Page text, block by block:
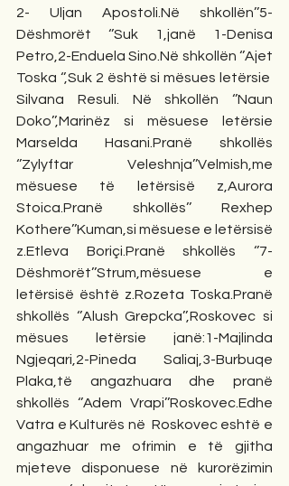
2- Uljan Apostoli.Në shkollën’’5-
Dëshmorët ‘’Suk 1,janë 1-Denisa
Petro,2-Enduela Sino.Në shkollën ‘’Ajet
Toska ‘’,Suk 2 është si mësues letërsie
Silvana Resuli. Në shkollën ‘’Naun
Doko’’,Marinëz si mësuese letërsie
Marselda Hasani.Pranë shkollës
‘’Zylyftar Veleshnja’’Velmish,me
mësuese të letërsisë z,Aurora
Stoica.Pranë shkollës’’ Rexhep
Kothere’’Kuman,si mësuese e letërsisë
z.Etleva Boriçi.Pranë shkollës ‘’7-
Dëshmorët’’Strum,mësuese e
letërsisë është z.Rozeta Toska.Pranë
shkollës ‘’Alush Grepcka’’,Roskovec si
mësues letërsie janë:1-Majlinda
Ngjeqari,2-Pineda Saliaj,3-Burbuqe
Plaka,të angazhuara dhe pranë
shkollës ‘’Adem Vrapi’’Roskovec.Edhe
Vatra e Kulturës në  Roskovec eshtë e
angazhuar me ofrimin e të gjitha
mjeteve disponuese në kurorëzimin